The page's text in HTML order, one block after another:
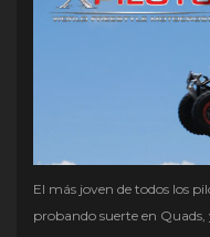
El más joven de todos los
probando suerte en